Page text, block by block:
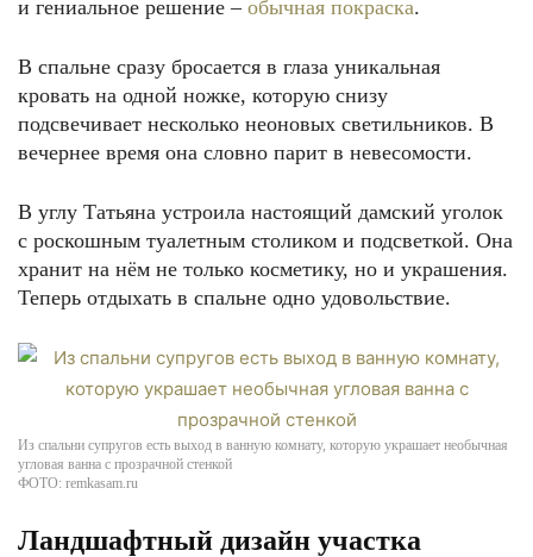
и гениальное решение – обычная покраска.
В спальне сразу бросается в глаза уникальная
кровать на одной ножке, которую снизу
подсвечивает несколько неоновых светильников. В
вечернее время она словно парит в невесомости.
В углу Татьяна устроила настоящий дамский уголок
с роскошным туалетным столиком и подсветкой. Она
хранит на нём не только косметику, но и украшения.
Теперь отдыхать в спальне одно удовольствие.
Из спальни супругов есть выход в ванную комнату, которую украшает необычная
угловая ванна с прозрачной стенкой
ФОТО: remkasam.ru
Ландшафтный дизайн участка